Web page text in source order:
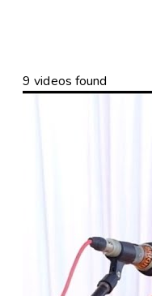
9 videos found